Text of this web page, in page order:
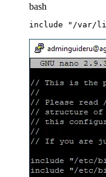
bash
include "/var/